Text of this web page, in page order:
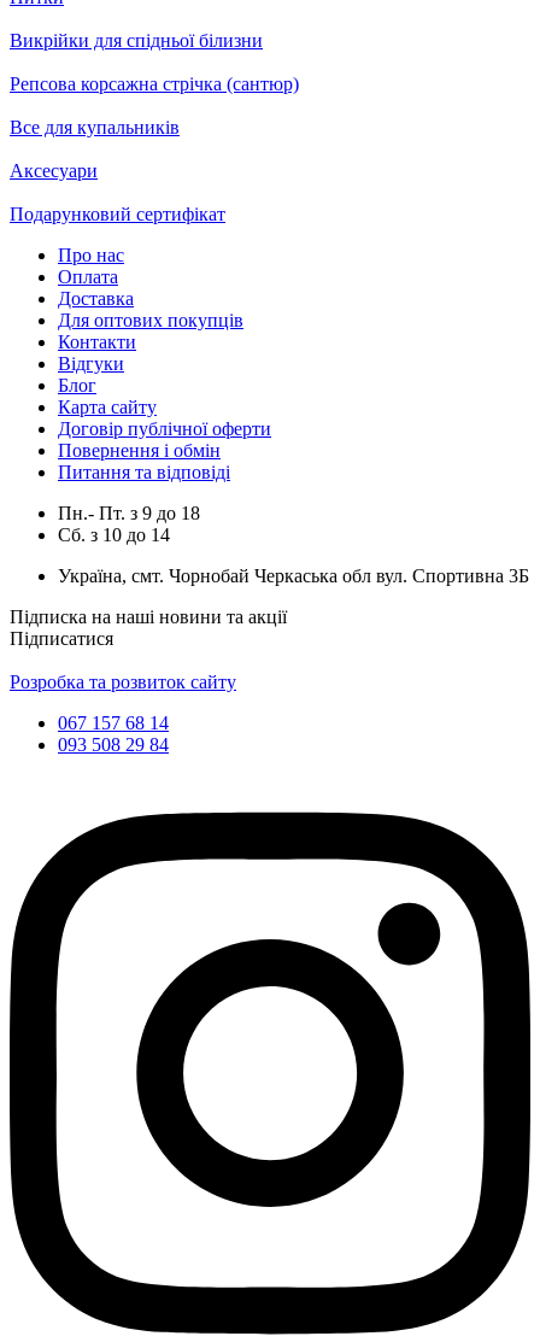
Викрійки для спідньої білизни
Репсова корсажна стрічка (сантюр)
Все для купальників
Аксесуари
Подарунковий сертифікат
Про нас
Оплата
Доставка
Для оптових покупців
Контакти
Відгуки
Блог
Карта сайту
Договір публічної оферти
Повернення і обмін
Питання та відповіді
Пн.- Пт. з 9 до 18
Сб. з 10 до 14
Україна, смт. Чорнобай Черкаська обл вул. Спортивна 3Б
Підписка на наші новини та акції
Підписатися
Розробка та розвиток сайту
067 157 68 14
093 508 29 84